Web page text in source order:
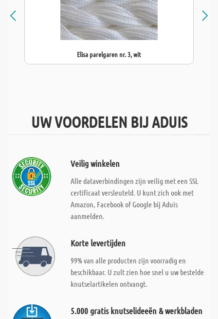
Elisa parelgaren nr. 3, wit
UW VOORDELEN BIJ ADUIS
Veilig winkelen
Alle dataverbindingen zijn veilig met een SSL
certificaat versleuteld. U kunt zich ook met
Amazon, Facebook of Google bij Aduis
aanmelden.
Korte levertijden
99% van alle producten zijn voorradig en
beschikbaar. U zult zien hoe snel u uw bestelde
knutselartikelen ontvangt.
5.000 gratis knutselideeën & werkbladen